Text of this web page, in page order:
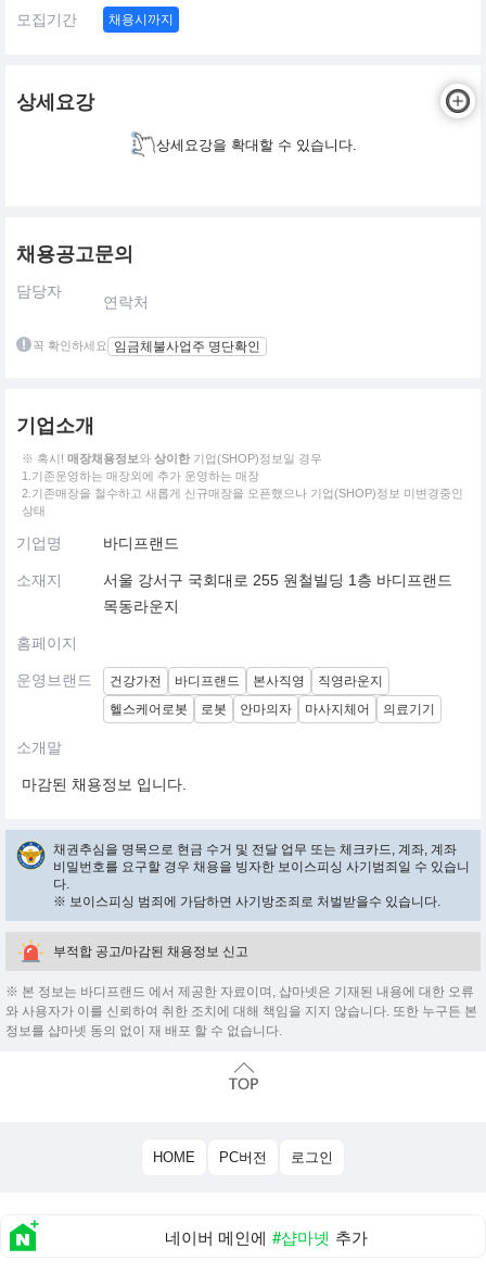
모집기간 채용시까지
상세요강
상세요강을 확대할 수 있습니다.
채용공고문의
담당자
연락처
꼭 확인하세요 임금체불사업주 명단확인
기업소개
※ 혹시! 매장채용정보와 상이한 기업(SHOP)정보일 경우
1.기존운영하는 매장외에 추가 운영하는 매장
2.기존매장을 철수하고 새롭게 신규매장을 오픈했으나 기업(SHOP)정보 미변경중인
상태
기업명 바디프랜드
소재지
서울 강서구 국회대로 255 원철빌딩 1층 바디프랜드
목동라운지
홈페이지
운영브랜드 건강가전 바디프랜드 본사직영
직영라운지
헬스케어로봇
로봇 안마의자 마사지체어 의료기기
소개말
마감된 채용정보 입니다.
채권추심을 명목으로 현금 수거 및 전달 업무 또는 체크카드, 계좌, 계좌
비밀번호를 요구할 경우 채용을 빙자한 보이스피싱 사기범죄일 수 있습니
다.
※ 보이스피싱 범죄에 가담하면 사기방조죄로 처벌받을수 있습니다.
부적합 공고/마감된 채용정보 신고
※ 본 정보는 바디프랜드 에서 제공한 자료이며, 샵마넷은 기재된 내용에 대한 오류
와 사용자가 이를 신뢰하여 취한 조치에 대해 책임을 지지 않습니다. 또한 누구든 본
정보를 샵마넷 동의 없이 재 배포 할 수 없습니다.
HOME PC버전 로그인
네이버 메인에 #샵마넷 추가